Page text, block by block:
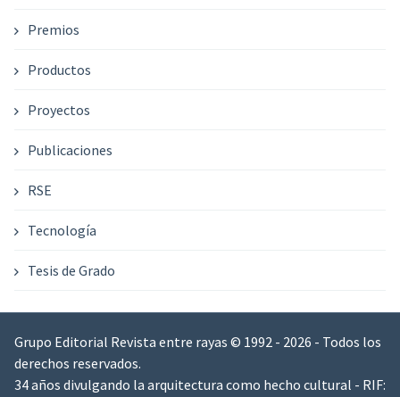
Premios
Productos
Proyectos
Publicaciones
RSE
Tecnología
Tesis de Grado
Grupo Editorial Revista entre rayas © 1992 - 2026 - Todos los
derechos reservados.
34 años divulgando la arquitectura como hecho cultural - RIF: